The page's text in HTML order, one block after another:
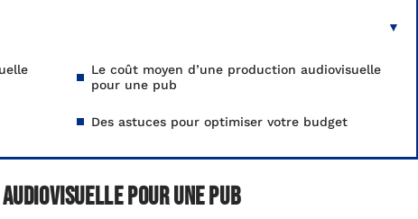
Le coût moyen d’une production audiovisuelle
pour une pub
Des astuces pour optimiser votre budget
pour une pub